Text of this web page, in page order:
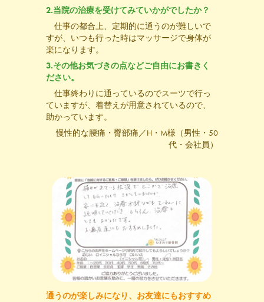
2.当院の治療を受けてみていかがでしたか？
仕事の都合上、定期的に通うのが難しいで
すが、いつも行った時はマッサージで身体が
楽になります。
3.その他お気づきの点などご自由にお書きく
ださい。
仕事終わりに通っているのでスーツで行っ
ていますが、着替えが用意されているので、
助かっています。
慢性的な腰痛・臀部痛／H・M様（男性・50
代・会社員）
通うのが楽しみになり、 お友達にもおすすめ